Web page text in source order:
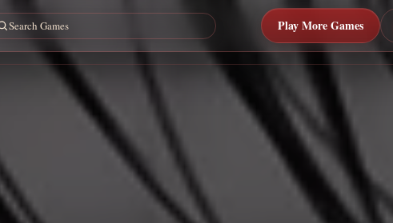
Play More Games